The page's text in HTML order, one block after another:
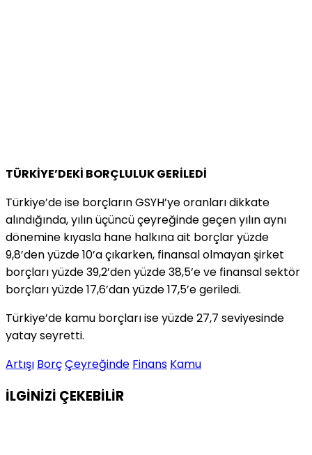
TÜRKİYE’DEKİ BORÇLULUK GERİLEDİ
Türkiye’de ise borçların GSYH’ye oranları dikkate
alındığında, yılın üçüncü çeyreğinde geçen yılın aynı
dönemine kıyasla hane halkına ait borçlar yüzde
9,8’den yüzde 10’a çıkarken, finansal olmayan şirket
borçları yüzde 39,2’den yüzde 38,5’e ve finansal sektör
borçları yüzde 17,6’dan yüzde 17,5’e geriledi.
Türkiye’de kamu borçları ise yüzde 27,7 seviyesinde
yatay seyretti.
Artışı BorçÇeyreğinde Finans Kamu
İLGİNİZİ ÇEKEBİLİR